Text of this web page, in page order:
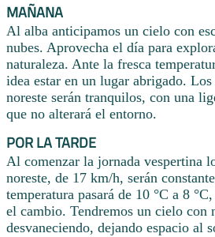
MAÑANA
Al alba anticipamos un cielo con
nubes. Aprovecha el día para
naturaleza. Ante la fresca
idea estar en un lugar abrigado.
noreste serán tranquilos, con una
que no alterará el entorno.
POR LA TARDE
Al comenzar la jornada vespertina
noreste, de 17 km/h, serán
temperatura pasará de 10 °C a 8
el cambio. Tendremos un cielo con
desvaneciendo, dejando espacio al